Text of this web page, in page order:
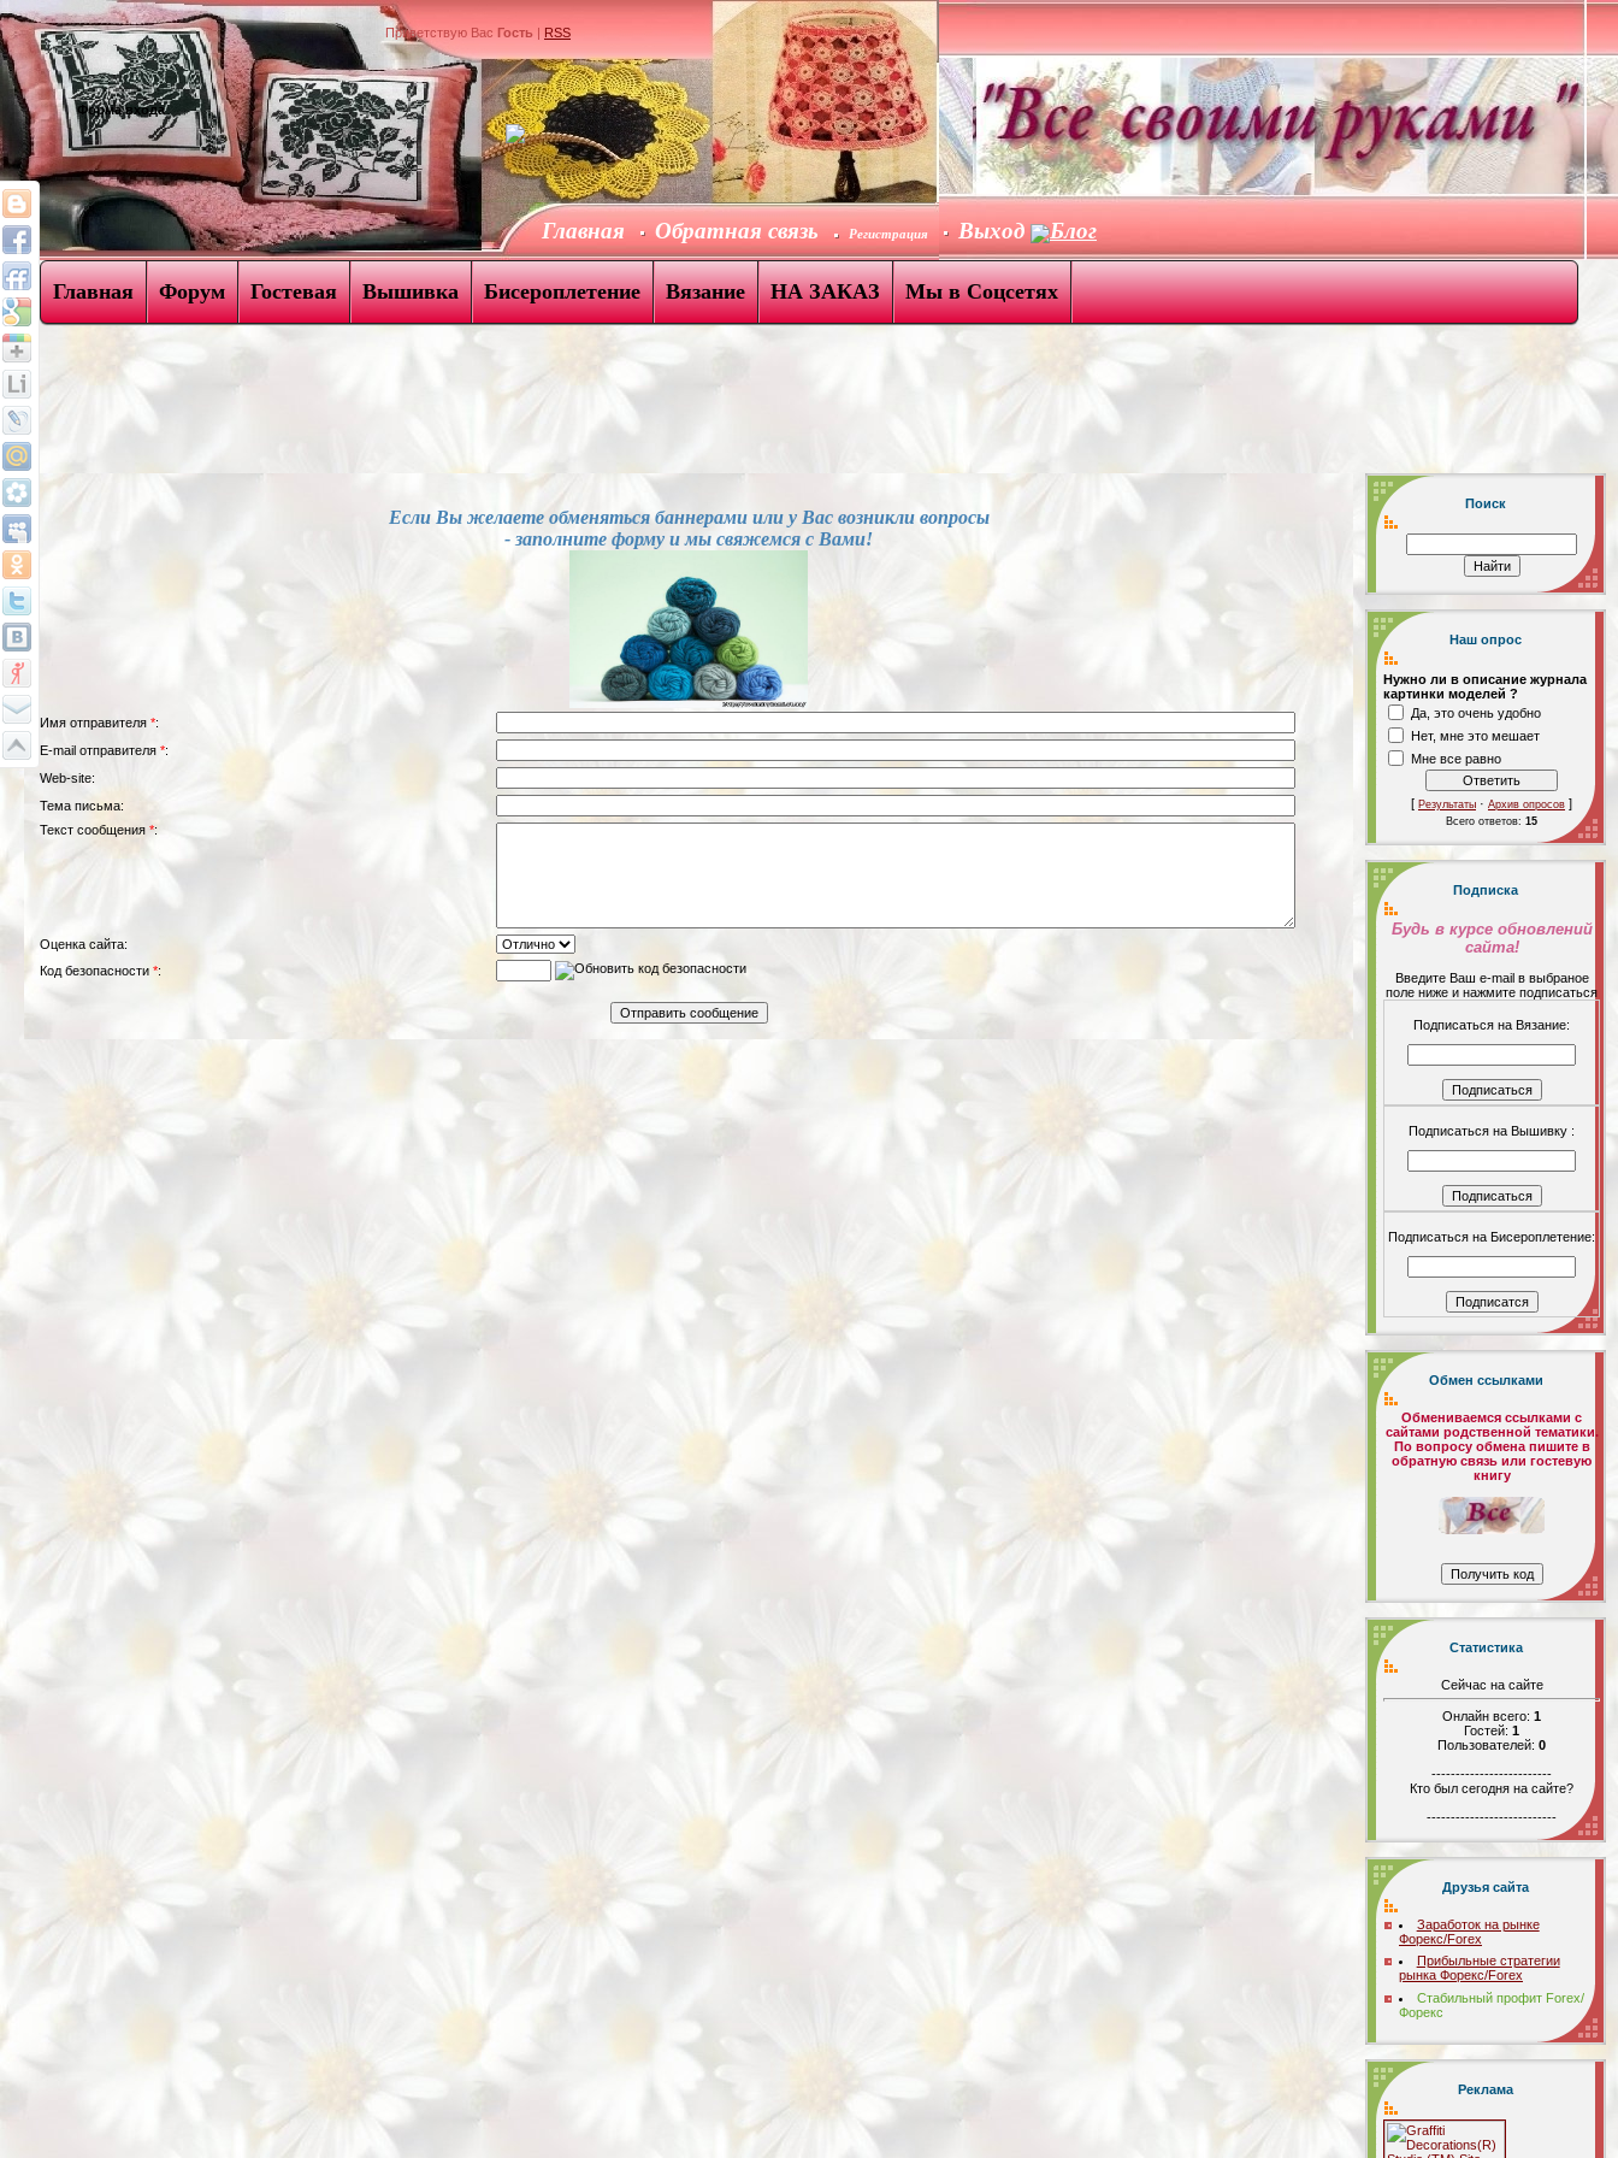
Форма входа
Приветствую Вас Гость | RSS
Главная Обратная связь Регистрация Выход Блог
Главная Форум Гостевая Вышивка Бисероплетение Вязание НА ЗАКАЗ Мы в Соцсетях
Если Вы желаете обменяться баннерами или у Вас возникли вопросы
- заполните форму и мы свяжемся с Вами!
Имя отправителя *:
E-mail отправителя *:
Web-site:
Тема письма:
Текст сообщения *:
Оценка сайта:
Код безопасности *:
Поиск
Наш опрос
Нужно ли в описание журнала
картинки моделей ?
Да, это очень удобно
Нет, мне это мешает
Мне все равно
[ Результаты · Архив опросов ]
Всего ответов: 15
Подписка
Будь в курсе обновлений
сайта!
Введите Ваш е-mail в выбраное
поле ниже и нажмите подписаться
Подписаться на Вязание:
Подписаться на Вышивку :
Подписаться на Бисероплетение:
Обмен ссылками
Обмениваемся ссылками с
сайтами родственной тематики.
По вопросу обмена пишите в
обратную связь или гостевую
книгу
Статистика
Сейчас на сайте
Онлайн всего: 1
Гостей: 1
Пользователей: 0
-------------------------
Кто был сегодня на сайте?
---------------------------
Друзья сайта
Заработок на рынке
Форекс/Forex
Прибыльные стратегии
рынка Форекс/Forex
Стабильный профит Forex/
Форекс
Реклама